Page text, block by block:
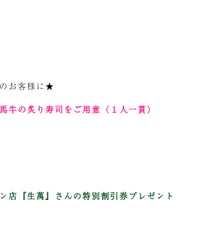
お客様に★
の炙り寿司をご用意（１人一貫）
『生萬』さんの特別割引券プレゼント